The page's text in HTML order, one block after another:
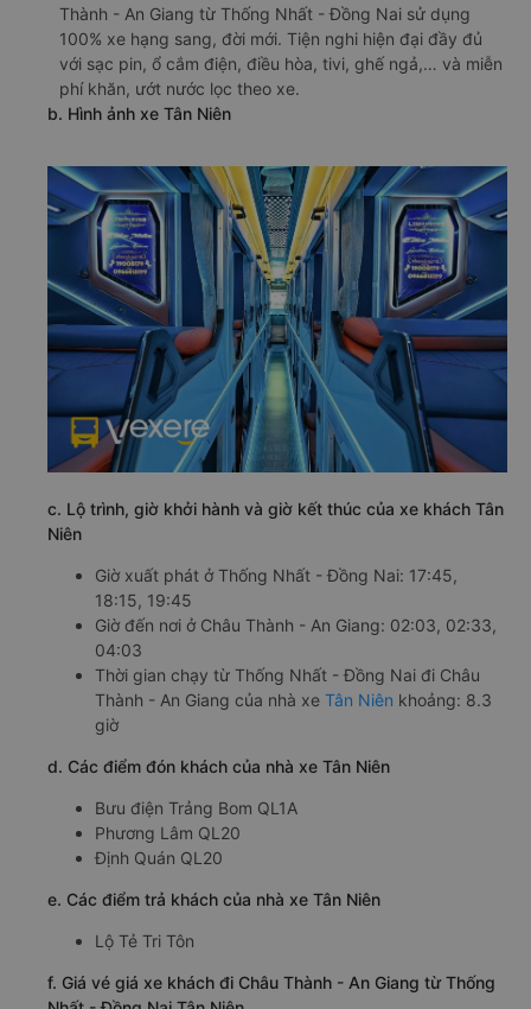
Thành - An Giang từ Thống Nhất - Đồng Nai sử dụng
100% xe hạng sang, đời mới. Tiện nghi hiện đại đầy đủ
với sạc pin, ổ cắm điện, điều hòa, tivi, ghế ngả,… và miễn
phí khăn, ướt nước lọc theo xe.
b. Hình ảnh xe Tân Niên
c. Lộ trình, giờ khởi hành và giờ kết thúc của xe khách Tân
Niên
Giờ xuất phát ở Thống Nhất - Đồng Nai: 17:45,
18:15, 19:45
Giờ đến nơi ở Châu Thành - An Giang: 02:03, 02:33,
04:03
Thời gian chạy từ Thống Nhất - Đồng Nai đi Châu
Thành - An Giang của nhà xe Tân Niên khoảng: 8.3
giờ
d. Các điểm đón khách của nhà xe Tân Niên
Bưu điện Trảng Bom QL1A
Phương Lâm QL20
Định Quán QL20
e. Các điểm trả khách của nhà xe Tân Niên
Lộ Tẻ Tri Tôn
f. Giá vé giá xe khách đi Châu Thành - An Giang từ Thống